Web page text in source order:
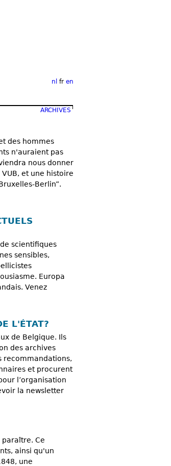
nl fr en
ARCHIVES
des hommes
n'auraient pas
nous donner
et une histoire
Berlin”.
scientifiques
sensibles,
Europa
Venez
L'ÉTAT?
de Belgique. Ils
des archives
recommandations,
et procurent
l’organisation
la newsletter
Ce
ainsi qu'un
une